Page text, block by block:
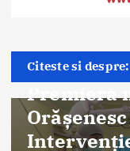
Citeste si despre: